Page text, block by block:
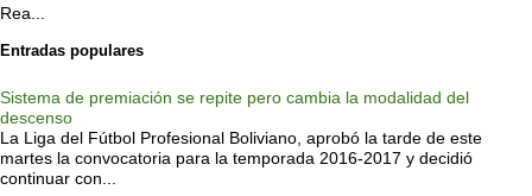
Rea...
Entradas populares
Sistema de premiación se repite pero cambia la modalidad del
descenso
La Liga del Fútbol Profesional Boliviano, aprobó la tarde de este
martes la convocatoria para la temporada 2016-2017 y decidió
continuar con...